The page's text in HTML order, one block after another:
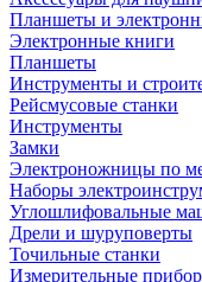
Планшеты и
Электронные книги
Планшеты
Инструменты и
Рейсмусовые станки
Инструменты
Замки
Электроножницы по
Наборы
Углошлифовальные
Дрели и шуруповерты
Точильные станки
Измерительные